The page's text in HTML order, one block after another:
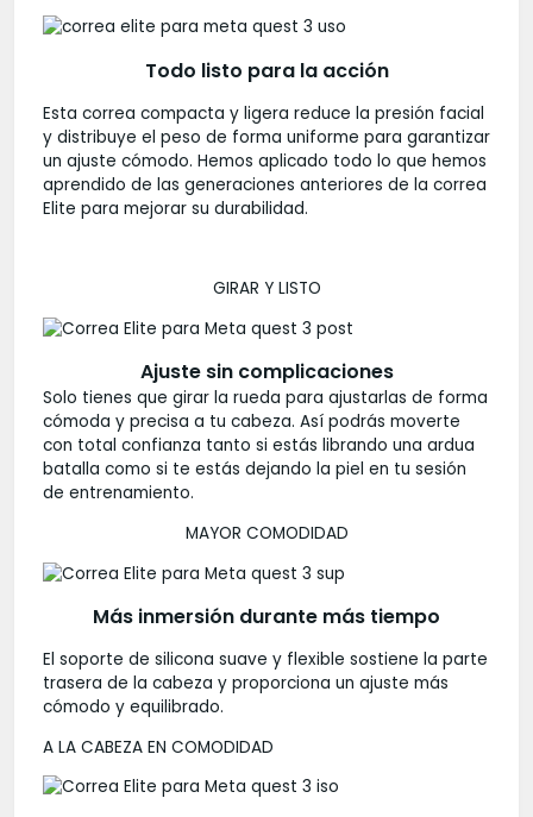
Todo listo para la acción
Esta correa compacta y ligera reduce la presión facial
y distribuye el peso de forma uniforme para garantizar
un ajuste cómodo. Hemos aplicado todo lo que hemos
aprendido de las generaciones anteriores de la correa
Elite para mejorar su durabilidad.
GIRAR Y LISTO
Ajuste sin complicaciones
Solo tienes que girar la rueda para ajustarlas de forma
cómoda y precisa a tu cabeza. Así podrás moverte
con total confianza tanto si estás librando una ardua
batalla como si te estás dejando la piel en tu sesión
de entrenamiento.
MAYOR COMODIDAD
Más inmersión durante más tiempo
El soporte de silicona suave y flexible sostiene la parte
trasera de la cabeza y proporciona un ajuste más
cómodo y equilibrado.
A LA CABEZA EN COMODIDAD